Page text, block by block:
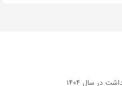
در سال ۱۴۰۴